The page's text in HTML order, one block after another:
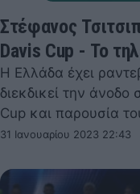
Στέφανος
Davis Cup - Το
Η Ελλάδα έχει
διεκδικεί την
Cup και παρουσία
31 Ιανουαρίου 2023 22:43